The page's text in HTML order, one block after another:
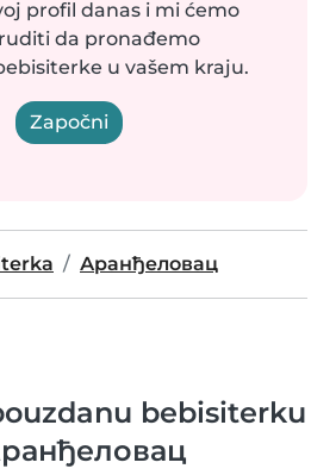
profil danas i mi ćemo
da pronađemo
u vašem kraju.
Započni
Аранђеловац
bebisiterku